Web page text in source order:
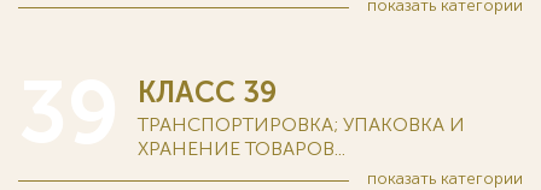
показать категории
КЛАСС 39
ТРАНСПОРТИРОВКА; УПАКОВКА И
ХРАНЕНИЕ ТОВАРОВ...
показать категории